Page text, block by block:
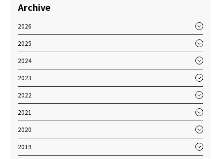
Archive
2026
2025
2024
2023
2022
2021
2020
2019